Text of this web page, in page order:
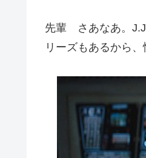
先輩 さあなあ。
リーズもあるから